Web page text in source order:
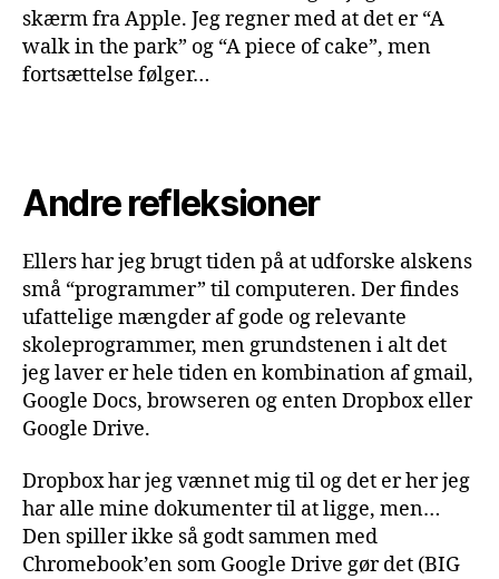
skærm fra Apple. Jeg regner med at det er “A
walk in the park” og “A piece of cake”, men
fortsættelse følger…
Andre refleksioner
Ellers har jeg brugt tiden på at udforske alskens
små “programmer” til computeren. Der findes
ufattelige mængder af gode og relevante
skoleprogrammer, men grundstenen i alt det
jeg laver er hele tiden en kombination af gmail,
Google Docs, browseren og enten Dropbox eller
Google Drive.
Dropbox har jeg vænnet mig til og det er her jeg
har alle mine dokumenter til at ligge, men…
Den spiller ikke så godt sammen med
Chromebook’en som Google Drive gør det (BIG